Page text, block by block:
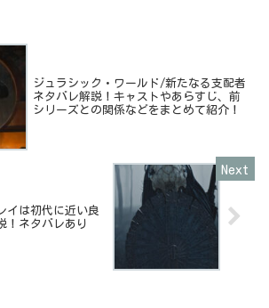
ジュラシック・ワールド/新たなる支配者
ネタバレ解説！キャストやあらすじ、前
シリーズとの関係などをまとめて紹介！
イは初代に近い良
！ネタバレあり